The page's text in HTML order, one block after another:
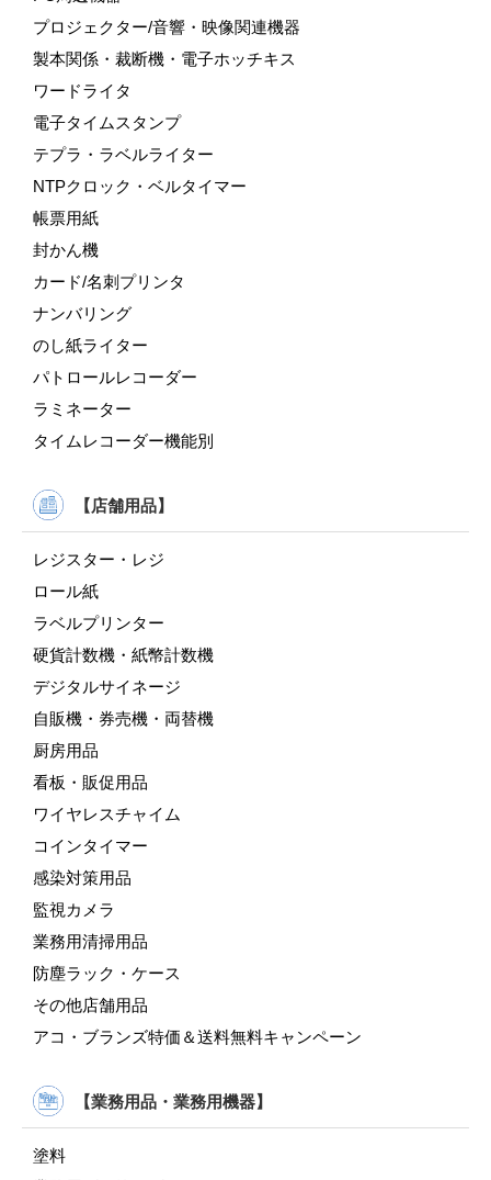
プロジェクター/音響・映像関連機器
製本関係・裁断機・電子ホッチキス
ワードライタ
電子タイムスタンプ
テプラ・ラベルライター
NTPクロック・ベルタイマー
帳票用紙
封かん機
カード/名刺プリンタ
ナンバリング
のし紙ライター
パトロールレコーダー
ラミネーター
タイムレコーダー機能別
【店舗用品】
レジスター・レジ
ロール紙
ラベルプリンター
硬貨計数機・紙幣計数機
デジタルサイネージ
自販機・券売機・両替機
厨房用品
看板・販促用品
ワイヤレスチャイム
コインタイマー
感染対策用品
監視カメラ
業務用清掃用品
防塵ラック・ケース
その他店舗用品
アコ・ブランズ特価＆送料無料キャンペーン
【業務用品・業務用機器】
塗料